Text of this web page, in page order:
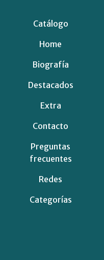
Catálogo
Home
Biografía
Destacados
Extra
Contacto
Preguntas
frecuentes
Redes
Categorías